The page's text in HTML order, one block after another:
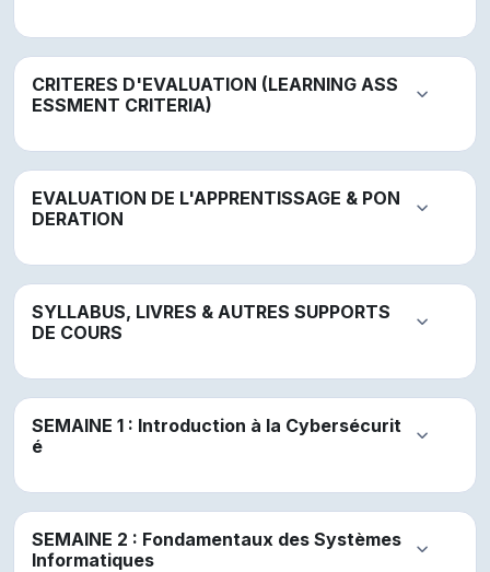
CRITERES D'EVALUATION (LEARNING ASS
ESSMENT CRITERIA)
Replier
EVALUATION DE L'APPRENTISSAGE & PON
DERATION
Replier
SYLLABUS, LIVRES & AUTRES SUPPORTS
DE COURS
Replier
SEMAINE 1 : Introduction à la Cybersécurit
é
Replier
SEMAINE 2 : Fondamentaux des Systèmes
Informatiques
Replier